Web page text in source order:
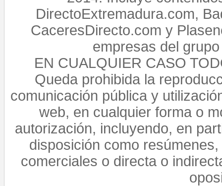
DirectoExtremadura.com,
CaceresDirecto.com y
empresas del
EN CUALQUIER CASO
Queda prohibida la
comunicación pública y
web, en cualquier forma o
autorización, incluyendo, en
disposición como
comerciales o directa o